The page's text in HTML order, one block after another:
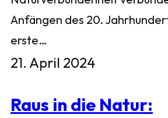
Anfängen des 20.
erste…
21. April 2024
Raus in die Natur: